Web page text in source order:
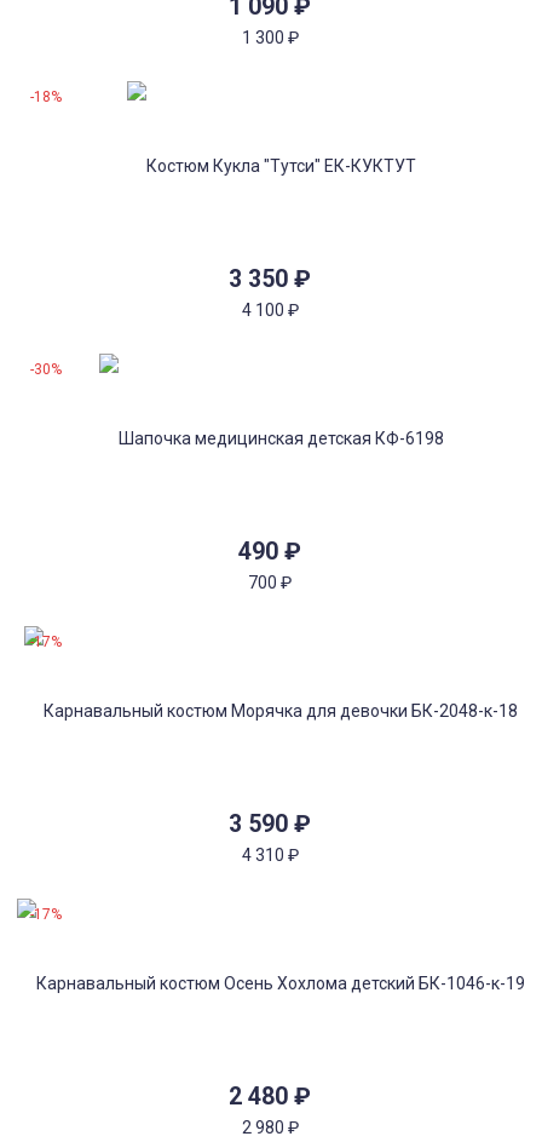
1 090 ₽
1 300 ₽
3 350 ₽
4 100 ₽
-18%
490 ₽
700 ₽
-30%
3 590 ₽
4 310 ₽
-17%
2 480 ₽
2 980 ₽
-17%